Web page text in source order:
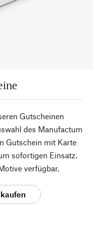
Gutscheinen
des Manufactum
Gutschein mit Karte
sofortigen Einsatz.
verfügbar.